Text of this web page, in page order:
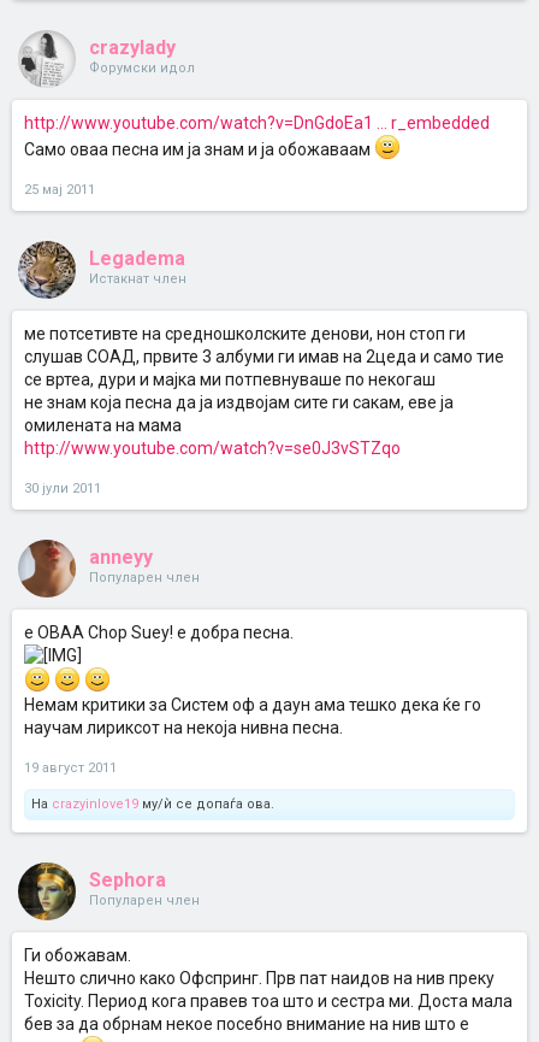
crazylady
Форумски идол
http://www.youtube.com/watch?v=DnGdoEa1 ... r_embedded
Само оваа песна им ја знам и ја обожаваам
25 мај 2011
Legadema
Истакнат член
ме потсетивте на средношколските денови, нон стоп ги
слушав СОАД, првите 3 албуми ги имав на 2цеда и само тие
се вртеа, дури и мајка ми потпевнуваше по некогаш
не знам која песна да ја издвојам сите ги сакам, еве ја
омилената на мама
http://www.youtube.com/watch?v=se0J3vSTZqo
30 јули 2011
anneyy
Популарен член
е ОВАА Chop Suey! e добра песна.
Немам критики за Систем оф а даун ама тешко дека ќе го
научам лириксот на некоја нивна песна.
19 август 2011
На crazyinlove19 му/ѝ се допаѓа ова.
Sephora
Популарен член
Ги обожавам.
Нешто слично како Офспринг. Прв пат наидов на нив преку
Toxicity. Период кога правев тоа што и сестра ми. Доста мала
бев за да обрнам некое посебно внимание на нив што е